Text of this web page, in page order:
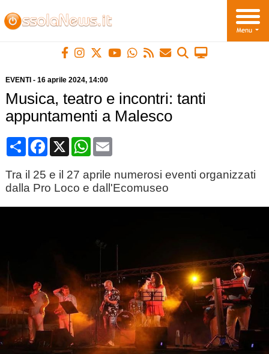
EVENTI - 16 aprile 2024, 14:00
Musica, teatro e incontri: tanti
appuntamenti a Malesco
CondividiFacebook
X WhatsApp
Email
Tra il 25 e il 27 aprile numerosi eventi organizzati
dalla Pro Loco e dall'Ecomuseo